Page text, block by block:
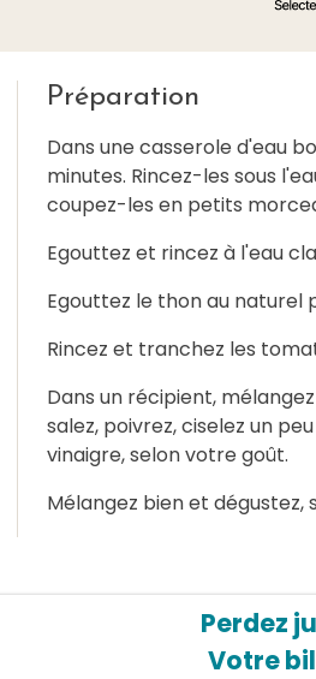
Préparation
Dans une casserole d'eau
minutes. Rincez-les sous
coupez-les en petits
Egouttez et rincez à l'eau
Egouttez le thon au naturel
Rincez et tranchez les
Dans un récipient,
salez, poivrez, ciselez un
vinaigre, selon votre goût.
Mélangez bien et
Perdez
Votre